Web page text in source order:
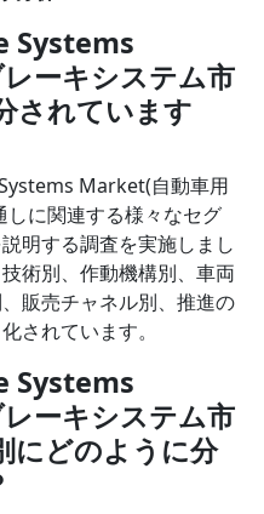
Systems
ーキシステム市
されています
Market(自動車用
に関連する様々なセグ
明する調査を実施しまし
術別、作動機構別、車両
販売チャネル別、推進の
されています。
Systems
ーキシステム市
にどのように分